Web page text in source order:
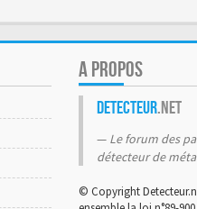
A PROPOS
Detecteur.net
Le forum des
détecteur de
© Copyright